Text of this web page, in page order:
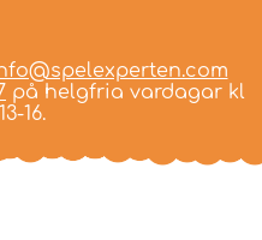
på helgfria vardagar kl
16.